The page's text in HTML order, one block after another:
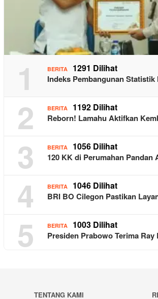
1 BERITA 1291 Dilihat
Indeks Pembangunan
2 BERITA 1192 Dilihat
Reborn! Lamahu Aktifkan
3 BERITA 1056 Dilihat
120 KK di Perumahan
4 BERITA 1046 Dilihat
BRI BO Cilegon Pastikan
5 BERITA 1003 Dilihat
Presiden Prabowo Terima
TENTANG KAMI